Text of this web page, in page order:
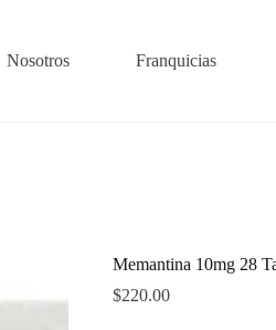
Nosotros Franquicias
Memantina 10mg 28
$220.00